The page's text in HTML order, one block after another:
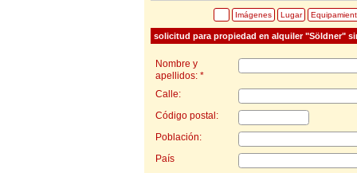
Imágenes Lugar
solicitud para propiedad en alquiler "Söldner"
Nombre y
apellidos: *
Calle:
Código postal:
Población:
País